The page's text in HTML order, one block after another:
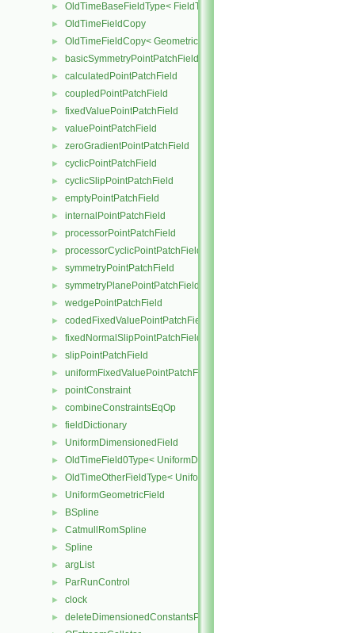
► OldTimeBaseFieldType< FieldType, VoidT< typename
► OldTimeFieldCopy
► OldTimeFieldCopy< GeometricField< Type, GeoMesh,
► basicSymmetryPointPatchField
► calculatedPointPatchField
► coupledPointPatchField
► fixedValuePointPatchField
► valuePointPatchField
► zeroGradientPointPatchField
► cyclicPointPatchField
► cyclicSlipPointPatchField
► emptyPointPatchField
► internalPointPatchField
► processorPointPatchField
► processorCyclicPointPatchField
► symmetryPointPatchField
► symmetryPlanePointPatchField
► wedgePointPatchField
► codedFixedValuePointPatchField
► fixedNormalSlipPointPatchField
► slipPointPatchField
► uniformFixedValuePointPatchField
► pointConstraint
► combineConstraintsEqOp
► fieldDictionary
► UniformDimensionedField
► OldTimeField0Type< UniformDimensionedField< Type > >
► OldTimeOtherFieldType< UniformDimensionedField< Type > >
► UniformGeometricField
► BSpline
► CatmullRomSpline
► Spline
► argList
► ParRunControl
► clock
► deleteDimensionedConstantsPtr